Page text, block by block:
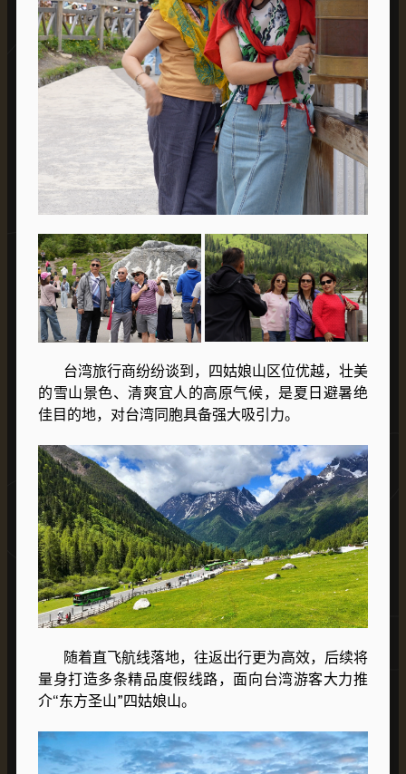
台湾旅行商纷纷谈到，四姑娘山区位优越，壮美
的雪山景色、清爽宜人的高原气候，是夏日避暑绝
佳目的地，对台湾同胞具备强大吸引力。
随着直飞航线落地，往返出行更为高效，后续将
量身打造多条精品度假线路，面向台湾游客大力推
介“东方圣山”四姑娘山。